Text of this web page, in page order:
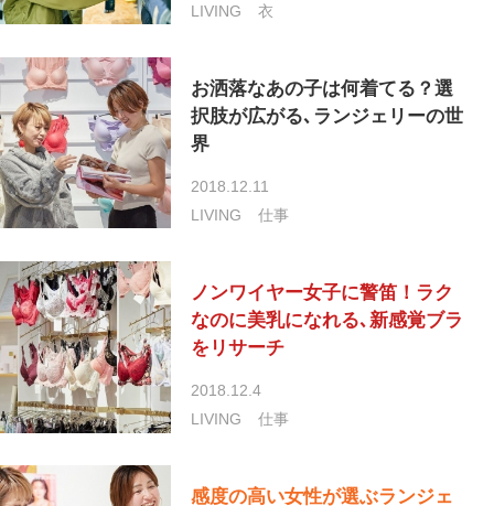
LIVING
衣
お洒落なあの子は何着てる？選
択肢が広がる､ランジェリーの世
界
2018.12.11
LIVING
仕事
ノンワイヤー女子に警笛！ラク
なのに美乳になれる､新感覚ブラ
をリサーチ
2018.12.4
LIVING
仕事
感度の高い女性が選ぶランジェ